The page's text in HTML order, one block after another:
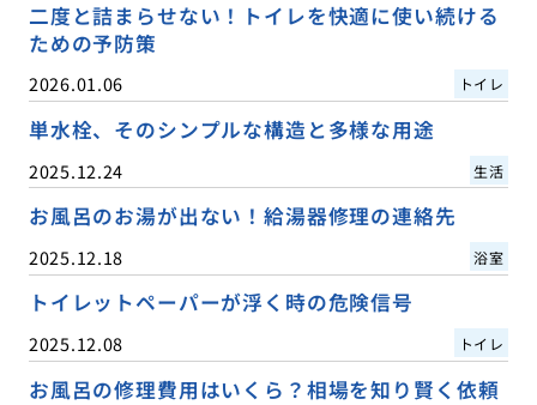
二度と詰まらせない！トイレを快適に使い続ける
ための予防策
2026.01.06 トイレ
単水栓、そのシンプルな構造と多様な用途
2025.12.24 生活
お風呂のお湯が出ない！給湯器修理の連絡先
2025.12.18 浴室
トイレットペーパーが浮く時の危険信号
2025.12.08 トイレ
お風呂の修理費用はいくら？相場を知り賢く依頼